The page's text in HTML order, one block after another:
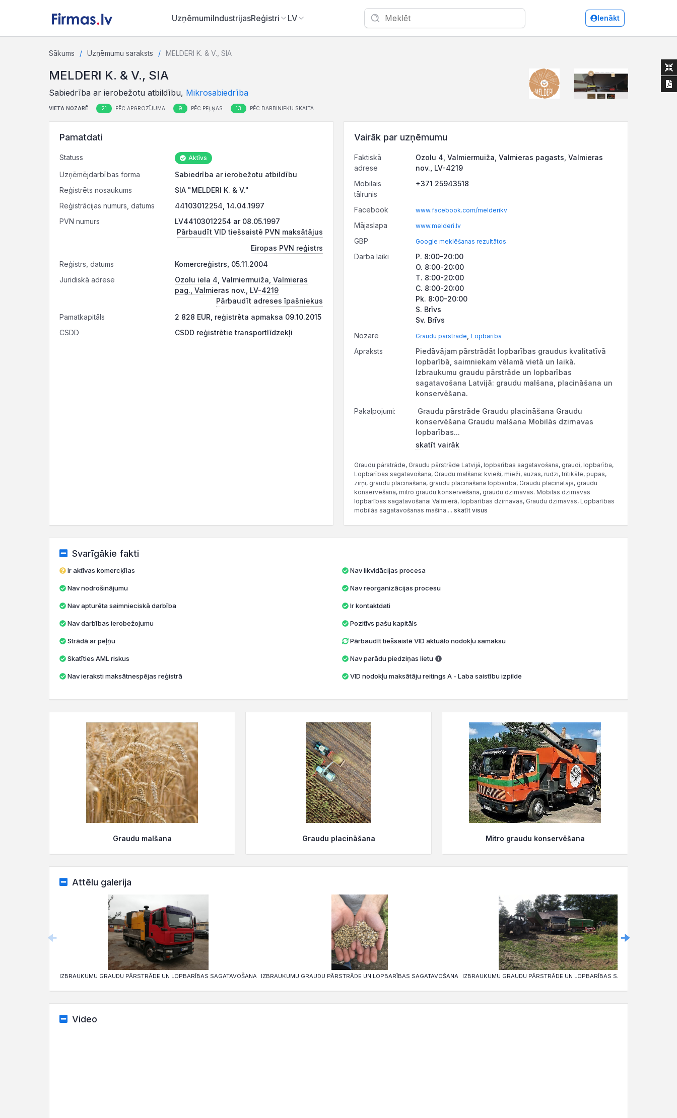
UzņēmumiIndustrijasReģistri LV Ienākt
Sākums Uzņēmumu saraksts MELDERI K. & V., SIA
MELDERI K. & V., SIA
Sabiedrība ar ierobežotu atbildību, Mikrosabiedrība
VIETA NOZARĒ 21 PĒC APGROZĪJUMA 9 PĒC PEĻŅAS 13 PĒC DARBINIEKU SKAITA
Pamatdati
Statuss Aktīvs
Uzņēmējdarbības forma
Sabiedrība ar ierobežotu atbildību
Reģistrēts nosaukums
SIA "MELDERI K. & V."
Reģistrācijas numurs, datums
44103012254, 14.04.1997
PVN numurs
LV44103012254 ar 08.05.1997
Pārbaudīt VID tiešsaistē PVN maksātājus
Eiropas PVN reģistrs
Reģistrs, datums
Komercreģistrs, 05.11.2004
Juridiskā adrese
Ozolu iela 4, Valmiermuiža, Valmieras
pag., Valmieras nov., LV-4219
Pārbaudīt adreses īpašniekus
Pamatkapitāls
2 828 EUR, reģistrēta apmaksa 09.10.2015
CSDD
CSDD reģistrētie transportlīdzekļi
Vairāk par uzņēmumu
Faktiskā
adrese
Ozolu 4, Valmiermuiža, Valmieras pagasts, Valmieras
nov., LV-4219
Mobilais
tālrunis
+371 25943518
Facebook www.facebook.com/melderikv
Mājaslapa www.melderi.lv
GBP Google meklēšanas rezultātos
Darba laiki
P. 8:00-20:00
O. 8:00-20:00
T. 8:00-20:00
C. 8:00-20:00
Pk. 8:00-20:00
S. Brīvs
Sv. Brīvs
Nozare
Graudu pārstrāde Lopbarība
Apraksts
Piedāvājam pārstrādāt lopbarības graudus kvalitatīvā
lopbarībā, saimniekam vēlamā vietā un laikā.
Izbraukumu graudu pārstrāde un lopbarības
sagatavošana Latvijā: graudu malšana, placināšana un
konservēšana.
Pakalpojumi:
Graudu pārstrāde Graudu placināšana Graudu
konservēšana Graudu malšana Mobilās dzirnavas
lopbarības...
skatīt vairāk
Graudu pārstrāde, Graudu pārstrāde Latvijā, lopbarības sagatavošana, graudi, lopbarība,
Lopbarības sagatavošana, Graudu malšana: kvieši, mieži, auzas, rudzi, tritikāle, pupas,
zirņi, graudu placināšana, graudu placināšana lopbarībā, Graudu placinātājs, graudu
konservēšana, mitro graudu konservēšana, graudu dzirnavas. Mobilās dzirnavas
lopbarības sagatavošanai Valmierā, lopbarības dzirnavas, Graudu dzirnavas, Lopbarības
mobilās sagatavošanas mašīna.... skatīt visus
Svarīgākie fakti
Ir aktīvas komercķīlas
Nav nodrošinājumu
Nav apturēta saimnieciskā darbība
Nav darbības ierobežojumu
Strādā ar peļņu
Skatīties AML riskus
Nav ieraksti maksātnespējas reģistrā
Nav likvidācijas procesa
Nav reorganizācijas procesu
Ir kontaktdati
Pozitīvs pašu kapitāls
Pārbaudīt tiešsaistē VID aktuālo nodokļu samaksu
Nav parādu piedziņas lietu
VID nodokļu maksātāju reitings A - Laba saistību izpilde
Graudu malšana Graudu placināšana Mitro graudu konservēšana
Attēlu galerija
IZBRAUKUMU GRAUDU PĀRSTRĀDE UN LOPBARĪBAS SAGATAVOŠANA IZBRAUKUMU GRAUDU PĀRSTRĀDE UN LOPBARĪBAS SAGATAVOŠANA IZBRAUKUMU GRAUDU PĀRSTRĀDE UN LOPBARĪBAS SAGATAVOŠANA
Video